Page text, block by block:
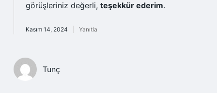
görüşleriniz değerli, teşekkür ederim.
Kasım 14, 2024 Yanıtla
Tunç